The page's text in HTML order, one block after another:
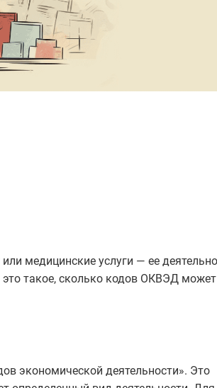
медицинские услуги — ее
такое, сколько кодов ОКВЭД
экономической деятельности». Это